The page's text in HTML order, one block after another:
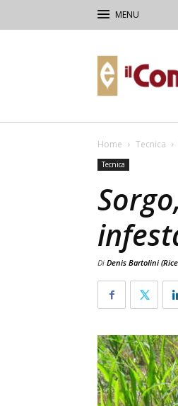
Contoterzista
Home Tecnica
Tecnica
Di Denis Bartolini